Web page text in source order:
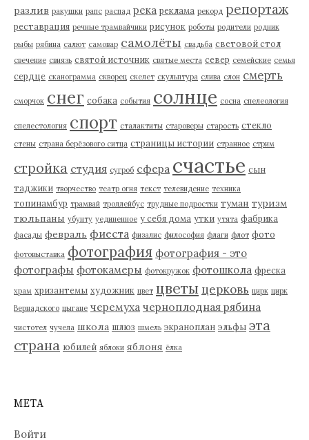
разлив ракушки рапс распад река реклама рекорд репортаж
реставрация речные трамвайчики рисунок роботы родители родник
рыбы рябина салют самовар самолёты свадьба световой стол
свечение свиязь святой источник святые места север семейские семья
сердце сканограмма скворец скелет скульптура слива слон смерть
сморчок снег собака события солнце сосна спелеология
спелестология спорт сталактиты староверы старость стекло
стены страна берёзового ситца страницы истории странное стрим
стройка студия сугроб сфера счастье сын
таджики творчество театр огня текст телевидение техника
топинамбур трамвай троллейбус трудные подростки туман туризм
тюльпаны убунту уединенное у себя дома утки утята фабрика
фасады февраль фиеста физалис философия флаги флот фото
фотовыставка фотография фотография - это
фотографы фотокамеры фотокружок фотошкола фреска
храм хризантемы художник цвет цветы церковь цирк цирк
Вернадского цыгане черемуха черноплодная рябина
чистотел чучела школа шлюз шмель экраноплан эльфы эта
страна юбилей яблоки яблоня ёлка
МЕТА
Войти